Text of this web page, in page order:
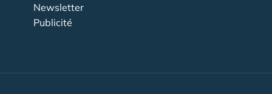
Newsletter
Publicité